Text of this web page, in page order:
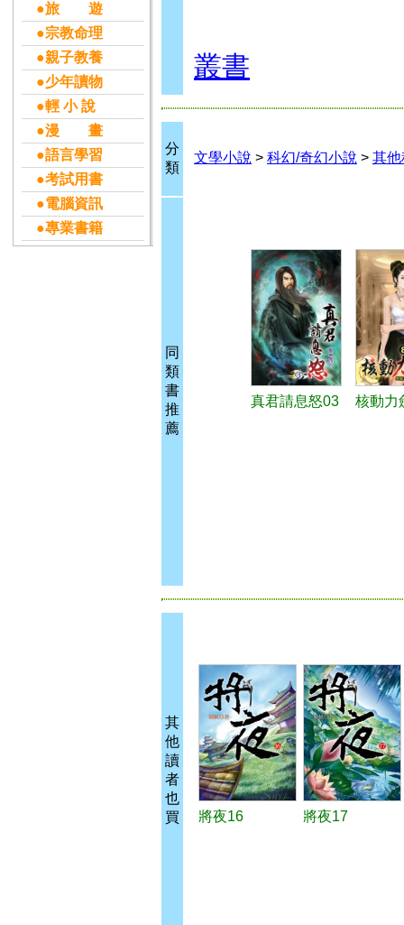
●旅 遊
●宗教命理
●親子教養
●少年讀物
●輕 小 說
●漫 畫
●語言學習
●考試用書
●電腦資訊
●專業書籍
叢書
分
類
文學小說 > 科幻/奇幻小說 > 其
同
類
書
推
薦
真君請息怒03 核動力
其
他
讀
者
也
買
將夜16 將夜17